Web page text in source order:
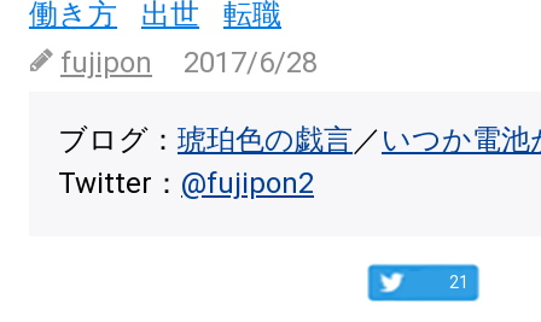
働き方
出世
転職
fujipon
2017/6/28
ブログ： 琥珀色の戯言／いつか電
Twitter： @fujipon2
21